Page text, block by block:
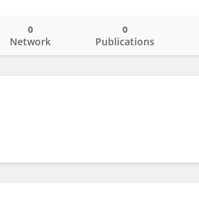
Network
0
Publications
0